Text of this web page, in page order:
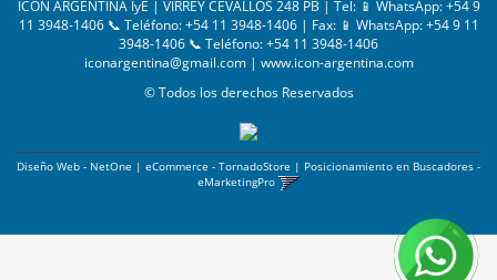
ICON ARGENTINA IyE | VIRREY CEVALLOS 248 PB | Tel: 📱 WhatsApp: +54 9
11 3948-1406 📞 Teléfono: +54 11 3948-1406| Fax: 📱 WhatsApp: +54 9 11
3948-1406 📞 Teléfono: +54 11 3948-1406
iconargentina@gmail.com| www.icon-argentina.com
© Todos los derechos Reservados
Diseño Web - NetOne | eCommerce - TornadoStore | Posicionamiento en Buscadores -
eMarketingPro